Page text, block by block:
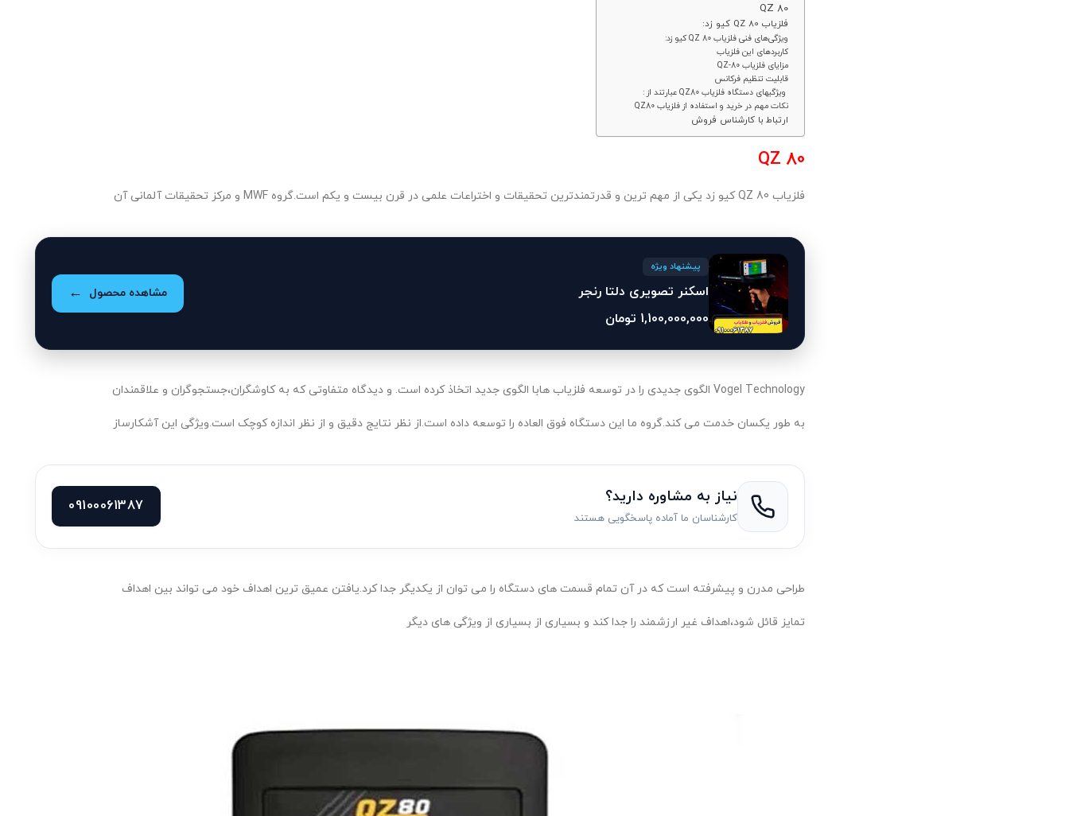
QZ 80
فلزیاب QZ 80 کیو زد:
ویژگی‌های فنی فلزیاب QZ 80 کیو زد:
کاربردهای این فلزیاب
مزایای فلزیاب QZ-80
قابلیت تنظیم فرکانس
ویژگیهای دستگاه فلزیاب QZ80 عبارتند از :
نکات مهم در خرید و استفاده از فلزیاب QZ80
ارتباط با کارشناس فروش
QZ 80
فلزیاب QZ 80 کیو زد یکی از مهم ترین و قدرتمندترین تحقیقات و اختراعات علمی در قرن بیست و یکم است.گروه MWF و مرکز تحقیقات آلمانی آن
پیشنهاد ویژه
اسکنر تصویری دلتا رنجر
1,100,000,000 تومان
مشاهده محصول
Vogel Technology الگوی جدیدی را در توسعه فلزیاب هابا الگوی جدید اتخاذ کرده است. و دیدگاه متفاوتی که به کاوشگران،جستجوگران و علاقمندان
به طور یکسان خدمت می کند.گروه ما این دستگاه فوق العاده را توسعه داده است.از نظر نتایج دقیق و از نظر اندازه کوچک است.ویژگی این آشکارساز
نیاز به مشاوره دارید؟
کارشناسان ما آماده پاسخگویی هستند
09100061387
طراحی مدرن و پیشرفته است که در آن تمام قسمت های دستگاه را می توان از یکدیگر جدا کرد.یافتن عمیق ترین اهداف خود می تواند بین اهداف
تمایز قائل شود،اهداف غیر ارزشمند را جدا کند و بسیاری از بسیاری از ویژگی های دیگر